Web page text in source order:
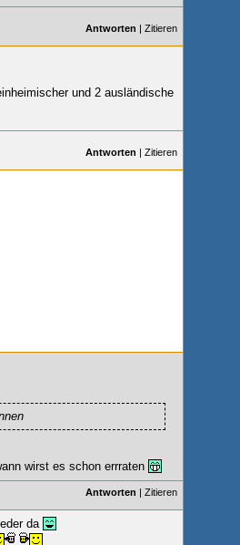
Antworten | Zitieren
und 2 ausländische
Antworten | Zitieren
wirst es schon errraten
Antworten | Zitieren
da